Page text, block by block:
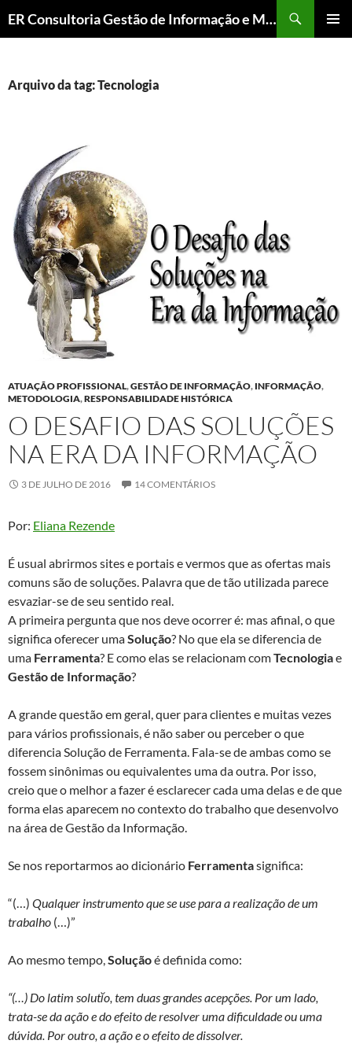
ER Consultoria Gestão de Informação e Memória Institucional
CONTEÚDO
Arquivo da tag: Tecnologia
ATUAÇÃO PROFISSIONAL,GESTÃO DE INFORMAÇÃO, INFORMAÇÃO,
METODOLOGIA,RESPONSABILIDADE HISTÓRICA
O DESAFIO DAS SOLUÇÕES
NA ERA DA INFORMAÇÃO
3 DE JULHO DE 2016 14 COMENTÁRIOS
Por: Eliana Rezende
É usual abrirmos sites e portais e vermos que as ofertas mais
comuns são de soluções. Palavra que de tão utilizada parece
esvaziar-se de seu sentido real.
A primeira pergunta que nos deve ocorrer é: mas afinal, o que
significa oferecer umaSolução? No que ela se diferencia de
uma Ferramenta? E como elas se relacionam comTecnologiae
Gestão de Informação?
A grande questão em geral, quer para clientes e muitas vezes
para vários profissionais, é não saber ou perceber o que
diferencia Solução de Ferramenta. Fala-se de ambas como se
fossem sinônimas ou equivalentes uma da outra. Por isso,
creio que o melhor a fazer é esclarecer cada uma delas e de que
forma elas aparecem no contexto do trabalho que desenvolvo
na área de Gestão da Informação.
Se nos reportarmos ao dicionário Ferramentasignifica:
“(…) Qualquer instrumento que se use para a realização de um
trabalho (…)”
Ao mesmo tempo, Soluçãoé definida como:
“(…) Do latim solutĭo, tem duas grandes acepções. Por um lado,
trata-se da ação e do efeito de resolver uma dificuldade ou uma
dúvida. Por outro, a ação e o efeito de dissolver.